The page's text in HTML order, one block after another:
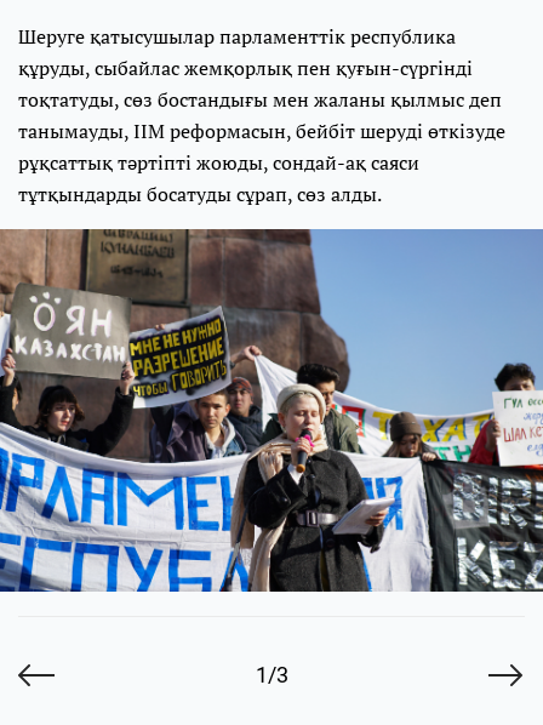
Шеруге қатысушылар парламенттік республика
құруды, сыбайлас жемқорлық пен қуғын-сүргінді
тоқтатуды, сөз бостандығы мен жаланы қылмыс деп
танымауды, ІІМ реформасын, бейбіт шеруді өткізуде
рұқсаттық тәртіпті жоюды, сондай-ақ саяси
тұтқындарды босатуды сұрап, сөз алды.
1/3